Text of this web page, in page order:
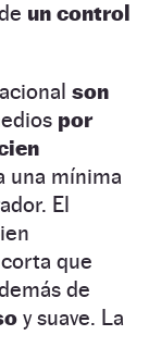
un control
son
por
una mínima
El
que
de
y suave. La